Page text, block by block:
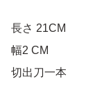
長さ 21CM
幅2 CM
切出刀一本